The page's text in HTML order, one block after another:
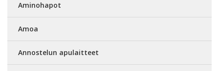
Aminohapot
Amoa
Annostelun apulaitteet